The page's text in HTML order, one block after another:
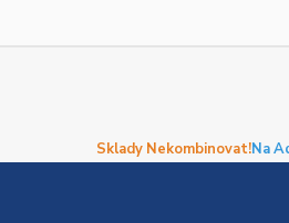
Sklady Nekombinovat!Na